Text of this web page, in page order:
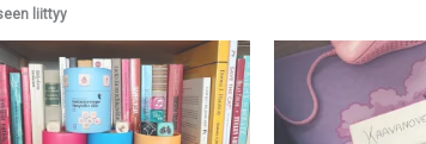
liittyy